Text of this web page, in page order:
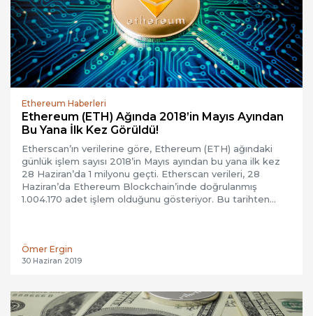
Ethereum Haberleri
Ethereum (ETH) Ağında 2018’in Mayıs Ayından
Bu Yana İlk Kez Görüldü!
Etherscan’ın verilerine göre, Ethereum (ETH) ağındaki
günlük işlem sayısı 2018’in Mayıs ayından bu yana ilk kez
28 Haziran’da 1 milyonu geçti. Etherscan verileri, 28
Haziran’da Ethereum Blockchain’inde doğrulanmış
1.004.170 adet işlem olduğunu gösteriyor. Bu tarihten…
Ömer Ergin
30 Haziran 2019